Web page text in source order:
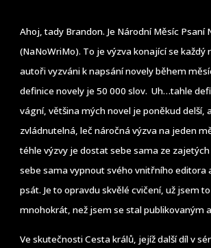
Ahoj, tady Brandon. Je Národní Měsíc Psaní
(NaNoWriMo). To je výzva konající se každý
autoři vyzváni k napsání novely během
definice novely je 50 000 slov. Uh…tahle
vágní, většina mých novel je poněkud delší,
zvládnutelná, leč náročná výzva na jeden
téhle výzvy je dostat sebe sama ze
sebe sama vypnout svého vnitřního editora
psát. Je to opravdu skvělé cvičení, už jsem
mnohokrát, než jsem se stal publikovaným
Ve skutečnosti Cesta králů, jejíž další díl v